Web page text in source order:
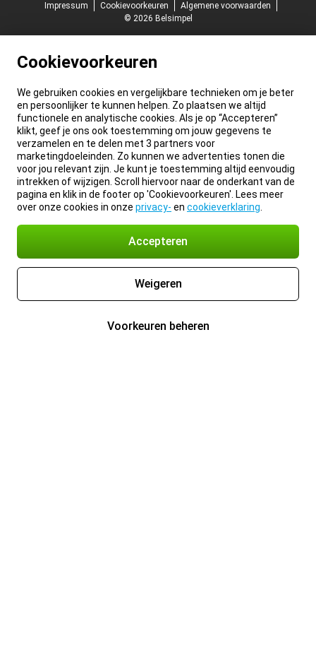
Impressum
Cookievoorkeuren
Algemene voorwaarden
© 2026 Belsimpel
Cookievoorkeuren
We gebruiken cookies en vergelijkbare technieken om je beter
en persoonlijker te kunnen helpen. Zo plaatsen we altijd
functionele en analytische cookies. Als je op “Accepteren”
klikt, geef je ons ook toestemming om jouw gegevens te
verzamelen en te delen met 3 partners voor
marketingdoeleinden. Zo kunnen we advertenties tonen die
voor jou relevant zijn. Je kunt je toestemming altijd eenvoudig
intrekken of wijzigen. Scroll hiervoor naar de onderkant van de
pagina en klik in de footer op 'Cookievoorkeuren'. Lees meer
over onze cookies in onze privacy- en cookieverklaring
Accepteren
Weigeren
Voorkeuren beheren